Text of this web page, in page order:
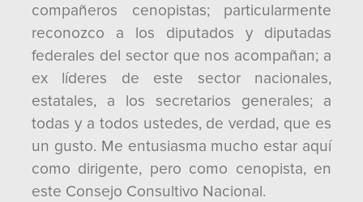
compañeros cenopistas; particularmente
reconozco a los diputados y diputadas
federales del sector que nos acompañan; a
ex líderes de este sector nacionales,
estatales, a los secretarios generales; a
todas y a todos ustedes, de verdad, que es
un gusto. Me entusiasma mucho estar aquí
como dirigente, pero como cenopista, en
este Consejo Consultivo Nacional.